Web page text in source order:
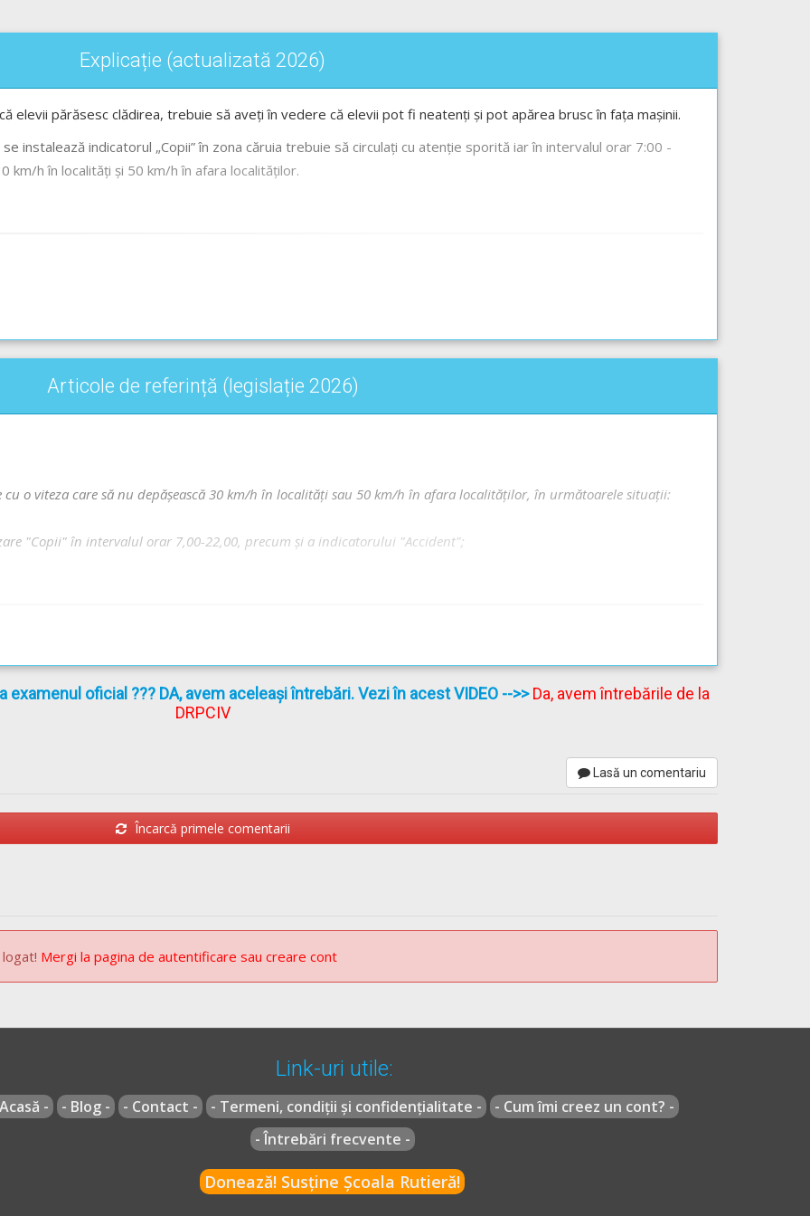
Explicație (actualizată 2026)
elevii părăsesc clădirea, trebuie să aveți în vedere că elevii pot fi neatenți și pot apărea brusc în fața mașinii.
instalează indicatorul „Copii” în zona căruia trebuie să circulați cu atenție sporită iar în intervalul orar 7:00 -
km/h în localități și 50 km/h în afara localităților.
Articole de referință (legislație 2026)
o viteza care să nu depăşească 30 km/h în localităţi sau 50 km/h în afara localităţilor, în următoarele situaţii:
"Copii" în intervalul orar 7,00-22,00, precum şi a indicatorului "Accident";
oficial ??? DA, avem aceleași întrebări. Vezi în acest VIDEO -->>Da, avem întrebările de la
DRPCIV
Lasă un comentariu
Încarcă primele comentarii
Mergi la pagina de autentificare sau creare cont
Link-uri utile:
- - Blog - - Contact - - Termeni, condiții și confidențialitate -
- Cum îmi creez un cont? -
- Întrebări frecvente -
Donează! Susține Școala Rutieră!